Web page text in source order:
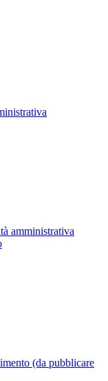
amministrativa
(da pubblicare